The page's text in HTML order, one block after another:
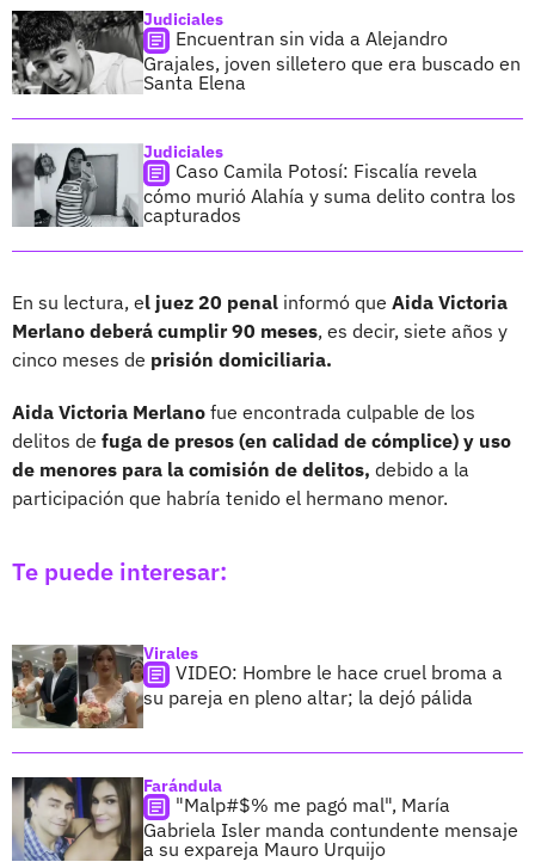
Judiciales
Encuentran sin vida a Alejandro
Grajales, joven silletero que era buscado en
Santa Elena
Judiciales
Caso Camila Potosí: Fiscalía revela
cómo murió Alahía y suma delito contra los
capturados
En su lectura, el juez 20 penal informó que Aida Victoria
Merlano deberá cumplir 90 meses, es decir, siete años y
cinco meses de prisión domiciliaria.
Aida Victoria Merlano fue encontrada culpable de los
delitos de fuga de presos (en calidad de cómplice) y uso
de menores para la comisión de delitos, debido a la
participación que habría tenido el hermano menor.
Te puede interesar:
Virales
VIDEO: Hombre le hace cruel broma a
su pareja en pleno altar; la dejó pálida
Farándula
"Malp#$% me pagó mal", María
Gabriela Isler manda contundente mensaje
a su expareja Mauro Urquijo